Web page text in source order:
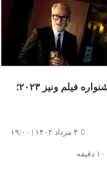
فیلم‌های‌ مهم حاضر در جشنواره فیلم ونیز ۲۰۲۳؛
۴ مرداد ۱۴۰۲ | ۱۹:۰۰